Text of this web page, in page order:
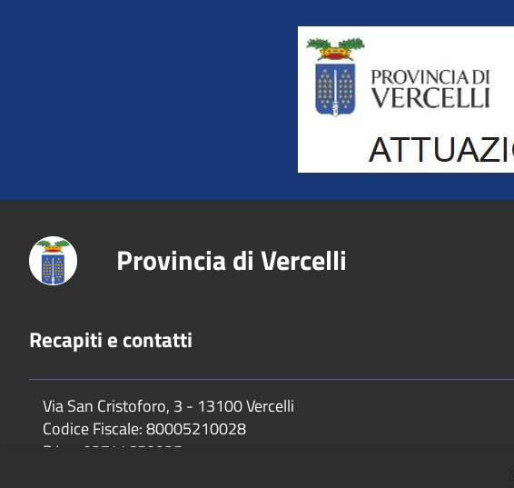
Title
Provincia di Vercelli
Recapiti e contatti
Via San Cristoforo, 3 - 13100 Vercelli
Codice Fiscale:80005210028
P.Iva:
02744650025